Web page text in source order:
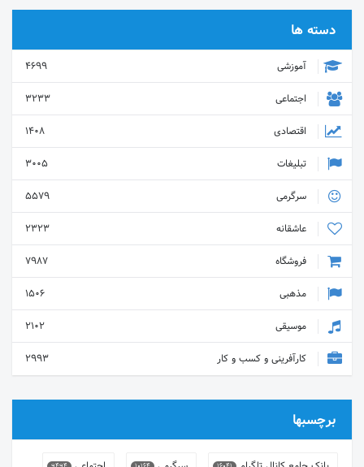
دسته ها
آموزشی
4699
اجتماعی
3233
اقتصادی
1408
تبلیغات
3005
سرگرمی
5579
عاشقانه
2323
فروشگاه
7987
مذهبی
1506
موسیقی
2102
کارآفرینی و کسب و کار
2993
برچسبها